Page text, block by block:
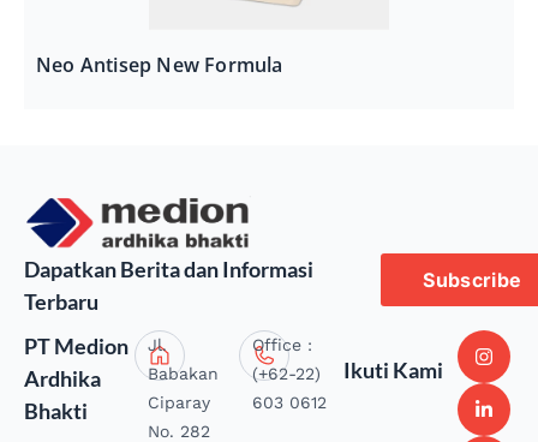
Neo Antisep New Formula
Dapatkan Berita dan Informasi
Terbaru
Subscribe
PT Medion
Ardhika
Bhakti
Jl.
Babakan
Ciparay
No. 282
Office :
(+62-22)
603 0612
Ikuti Kami